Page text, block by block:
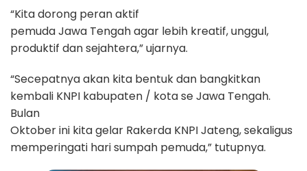
“Kita dorong peran aktif
pemuda Jawa Tengah agar lebih kreatif, unggul,
produktif dan sejahtera,” ujarnya.
“Secepatnya akan kita bentuk dan bangkitkan
kembali KNPI kabupaten / kota se Jawa Tengah.
Bulan
Oktober ini kita gelar Rakerda KNPI Jateng, sekaligus
memperingati hari sumpah pemuda,” tutupnya.